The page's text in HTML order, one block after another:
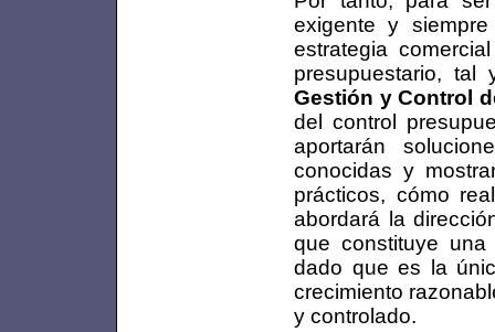
exigente y
estrategia
presupuestario,
Gestión y Control
del control
aportarán
conocidas y
prácticos, cómo
abordará la
que constituye
dado que es la
crecimiento
y controlado.